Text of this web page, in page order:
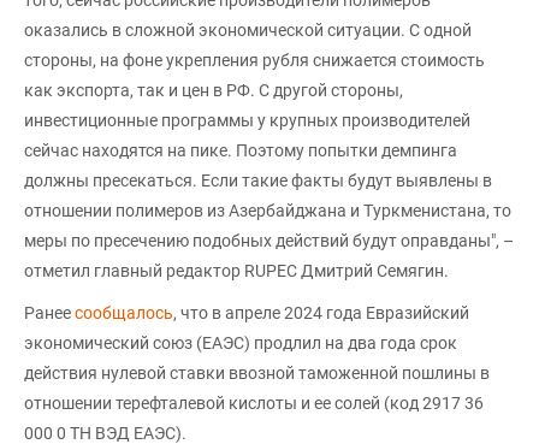
оказались в сложной экономической ситуации. С одной
стороны, на фоне укрепления рубля снижается стоимость
как экспорта, так и цен в РФ. С другой стороны,
инвестиционные программы у крупных производителей
сейчас находятся на пике. Поэтому попытки демпинга
должны пресекаться. Если такие факты будут выявлены в
отношении полимеров из Азербайджана и Туркменистана, то
меры по пресечению подобных действий будут оправданы", –
отметил главный редактор RUPEC Дмитрий Семягин.
Ранеесообщалось, что в апреле 2024 года Евразийский
экономический союз (ЕАЭС) продлил на два года срок
действия нулевой ставки ввозной таможенной пошлины в
отношении терефталевой кислоты и ее солей (код 2917 36
000 0 ТН ВЭД ЕАЭС).